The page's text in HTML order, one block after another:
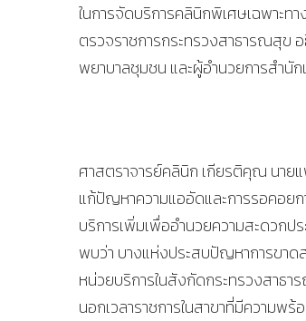
ในการจัดบริการคลินิกพิเศษเฉพาะ
ตรวจราชการกระทรวงสาธารณสุข
พยาบาลชุมชน และผู้อำนวยการสำนั
ศาสตราจารย์คลินิก เกียรติคุณ นาย
แก้ปัญหาความแออัดและการรอคอยก
บริการเพิ่มเพื่ออำนวยความสะดวกป
พบว่า บางแห่งประสบปัญหาการขาด
หน่วยบริการในสังกัดกระทรวงสาธา
นอกเวลาราชการในสาขาที่มีความพร้